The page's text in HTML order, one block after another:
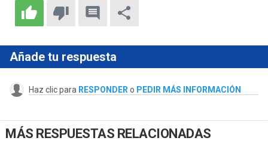
Añade tu respuesta
Haz clic para RESPONDER o PEDIR MÁS INFORMACIÓN
MÁS RESPUESTAS RELACIONADAS